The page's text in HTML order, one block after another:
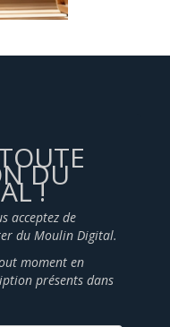
DU
!
acceptez de
du Moulin Digital.
moment en
présents dans